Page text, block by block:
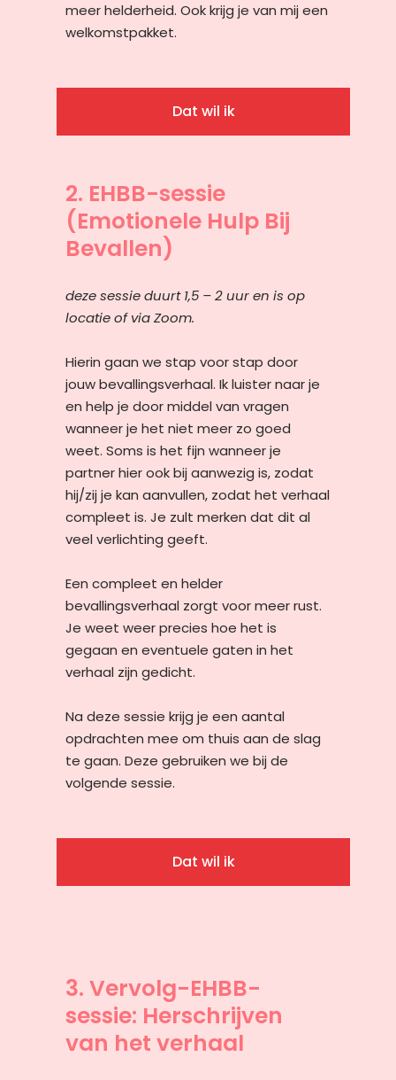
meer helderheid. Ook krijg je van mij een
welkomstpakket.
Dat wil ik
2. EHBB-sessie
(Emotionele Hulp Bij
Bevallen)
deze sessie duurt 1,5 – 2 uur en is op
locatie of via Zoom.
Hierin gaan we stap voor stap door
jouw bevallingsverhaal. Ik luister naar je
en help je door middel van vragen
wanneer je het niet meer zo goed
weet. Soms is het fijn wanneer je
partner hier ook bij aanwezig is, zodat
hij/zij je kan aanvullen, zodat het verhaal
compleet is. Je zult merken dat dit al
veel verlichting geeft.
Een compleet en helder
bevallingsverhaal zorgt voor meer rust.
Je weet weer precies hoe het is
gegaan en eventuele gaten in het
verhaal zijn gedicht.
Na deze sessie krijg je een aantal
opdrachten mee om thuis aan de slag
te gaan. Deze gebruiken we bij de
volgende sessie.
Dat wil ik
3. Vervolg-EHBB-
sessie: Herschrijven
van het verhaal